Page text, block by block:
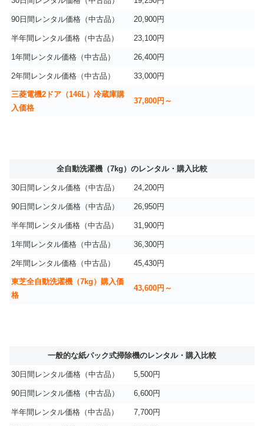
90日間レンタル価格（中古品） 20,900円
半年間レンタル価格（中古品） 23,100円
1年間レンタル価格（中古品） 26,400円
2年間レンタル価格（中古品） 33,000円
三菱電機2ドア（146L）冷蔵庫購
入価格
37,800円～
全自動洗濯機（7kg）のレンタル・購入比較
30日間レンタル価格（中古品） 24,200円
90日間レンタル価格（中古品） 26,950円
半年間レンタル価格（中古品） 31,900円
1年間レンタル価格（中古品） 36,300円
2年間レンタル価格（中古品） 45,430円
東芝全自動洗濯機（7kg）購入価
格
43,600円～
一般的な紙パック式掃除機のレンタル・購入比較
30日間レンタル価格（中古品） 5,500円
90日間レンタル価格（中古品） 6,600円
半年間レンタル価格（中古品） 7,700円